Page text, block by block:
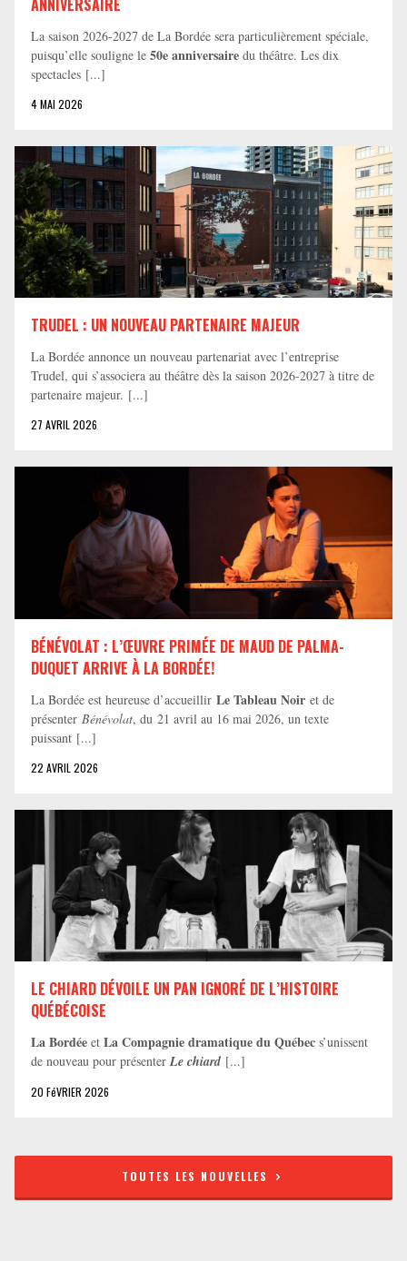
ANNIVERSAIRE
La saison 2026-2027 de La Bordée sera particulièrement spéciale,
puisqu’elle souligne le 50e anniversaire du théâtre. Les dix
spectacles [...]
4 MAI 2026
TRUDEL : UN NOUVEAU PARTENAIRE MAJEUR
La Bordée annonce un nouveau partenariat avec l’entreprise
Trudel, qui s’associera au théâtre dès la saison 2026-2027 à titre de
partenaire majeur. [...]
27 AVRIL 2026
BÉNÉVOLAT : L’ŒUVRE PRIMÉE DE MAUD DE PALMA-
DUQUET ARRIVE À LA BORDÉE!
La Bordée est heureuse d’accueillir Le Tableau Noir et de
présenter Bénévolat, du 21 avril au 16 mai 2026, un texte
puissant [...]
22 AVRIL 2026
LE CHIARD DÉVOILE UN PAN IGNORÉ DE L’HISTOIRE
QUÉBÉCOISE
La Bordée et La Compagnie dramatique du Québec s’unissent
de nouveau pour présenter Le chiard [...]
20 FéVRIER 2026
TOUTES LES NOUVELLES